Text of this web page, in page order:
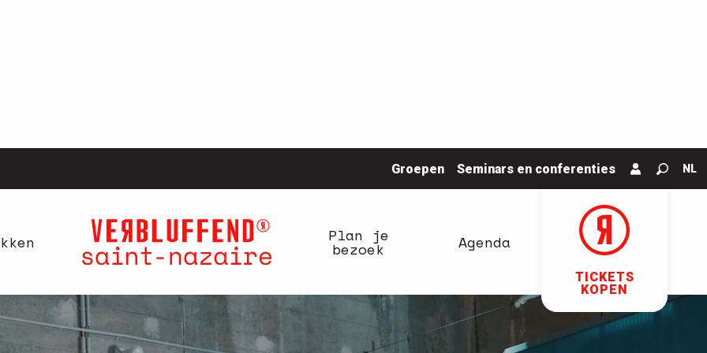
Groepen Seminars en conferenties
Zoek
NL
TICKETS
KOPEN
Plan je
bezoek Agenda